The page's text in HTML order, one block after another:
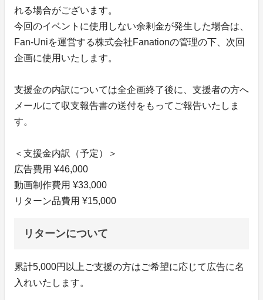
れる場合がございます。
今回のイベントに使用しない余剰金が発生した場合は、
Fan-Uniを運営する株式会社Fanationの管理の下、次回
企画に使用いたします。
支援金の内訳については全企画終了後に、支援者の方へ
メールにて収支報告書の送付をもってご報告いたしま
す。
＜支援金内訳（予定）＞
広告費用 ¥46,000
動画制作費用 ¥33,000
リターン品費用 ¥15,000
リターンについて
累計5,000円以上ご支援の方はご希望に応じて広告に名
入れいたします。